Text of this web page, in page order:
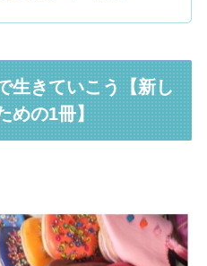
生きていこう【新し
めの1冊】